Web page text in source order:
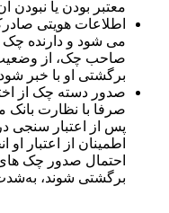
معتبر بودن یا نبودن
اطلاعات هویتی
می شود و دارنده چک
صاحب چک، از وضعیت
برگشتی او با خبر
صدور دسته چک از
صرفا با نظارت بانک
پس از اعتبار سنجی
اطمینان از اعتبار
احتمال صدور چک
برگشتی شوند،